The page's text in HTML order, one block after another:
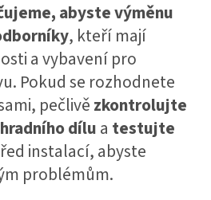
abyste výměnu
, kteří mají
a vybavení pro
Pokud se rozhodnete
pečlivězkontrolujte
dílua testujte
instalací, abyste
problémům.